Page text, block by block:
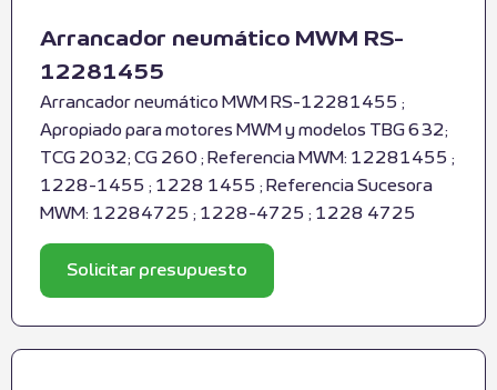
Arrancador neumático MWM RS-
12281455
Arrancador neumático MWM RS-12281455 ;
Apropiado para motores MWM y modelos TBG 632;
TCG 2032; CG 260 ; Referencia MWM: 12281455 ;
1228-1455 ; 1228 1455 ; Referencia Sucesora
MWM: 12284725 ; 1228-4725 ; 1228 4725
Solicitar presupuesto